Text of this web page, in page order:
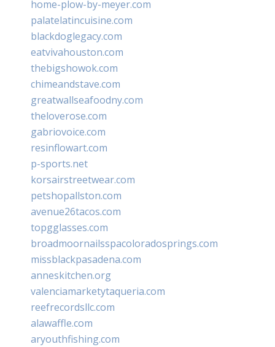
home-plow-by-meyer.com
palatelatincuisine.com
blackdoglegacy.com
eatvivahouston.com
thebigshowok.com
chimeandstave.com
greatwallseafoodny.com
theloverose.com
gabriovoice.com
resinflowart.com
p-sports.net
korsairstreetwear.com
petshopallston.com
avenue26tacos.com
topgglasses.com
broadmoornailsspacoloradosprings.com
missblackpasadena.com
anneskitchen.org
valenciamarketytaqueria.com
reefrecordsllc.com
alawaffle.com
aryouthfishing.com